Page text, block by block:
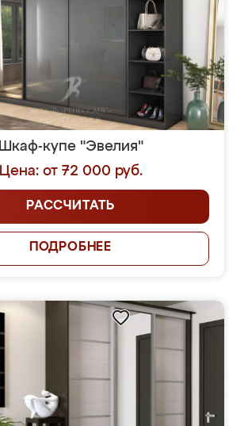
Шкаф-купе "Эвелия"
Цена: от 72 000 руб.
РАССЧИТАТЬ
ПОДРОБНЕЕ